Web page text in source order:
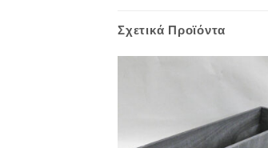
Σχετικά Προϊόντα